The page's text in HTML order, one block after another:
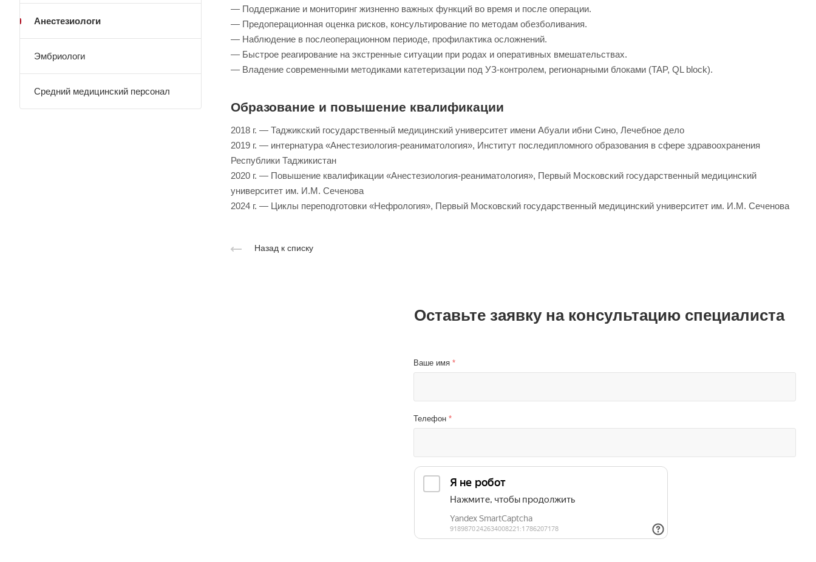
— Поддержание и мониторинг жизненно важных функций во время и после операции.
— Предоперационная оценка рисков, консультирование по методам обезболивания.
— Наблюдение в послеоперационном периоде, профилактика осложнений.
— Быстрое реагирование на экстренные ситуации при родах и оперативных вмешательствах.
— Владение современными методиками катетеризации под УЗ-контролем, регионарными блоками (TAP, QL block).
Образование и повышение квалификации
2018 г. — Таджикский государственный медицинский университет имени Абуали ибни Сино, Лечебное дело
2019 г. — интернатура «Анестезиология-реаниматология», Институт последипломного образования в сфере здравоохранения
Республики Таджикистан
2020 г. — Повышение квалификации «Анестезиология-реаниматология», Первый Московский государственный медицинский
университет им. И.М. Сеченова
2024 г. — Циклы переподготовки «Нефрология», Первый Московский государственный медицинский университет им. И.М. Сеченова
Назад к списку
Анестезиологи
Эмбриологи
Средний медицинский персонал
Оставьте заявку на консультацию специалиста
Ваше имя *
Телефон *